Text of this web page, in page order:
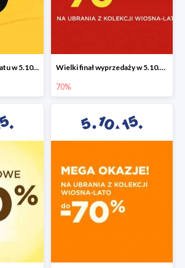
Dodatkowe -20% rabatu w 5.10.15 Wielki finał wyprzedaży w 5.10.15 do -70%
70%